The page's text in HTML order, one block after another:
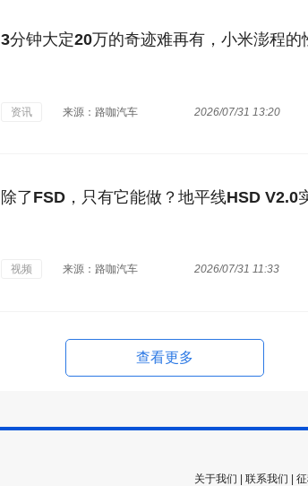
3分钟大定20万的奇迹难再有，小米澎程的
资讯 来源：路咖汽车 2026/07/31 13:20
除了FSD，只有它能做？地平线HSD V2.0
视频 来源：路咖汽车 2026/07/31 11:33
查看更多
关于我们 联系我们